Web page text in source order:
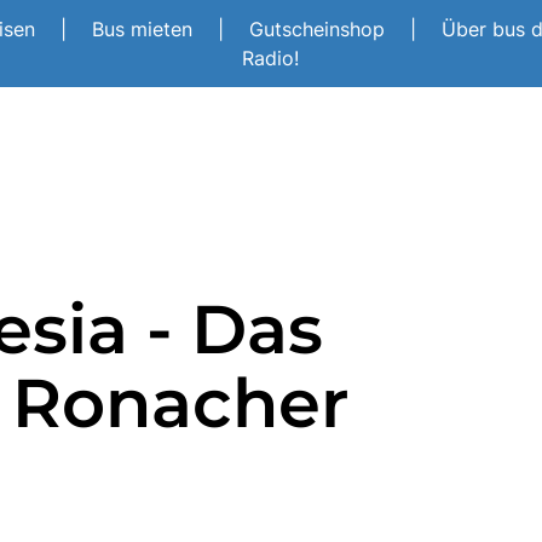
Bus mieten Gutscheinshop
Über bus
Radio!
- Das